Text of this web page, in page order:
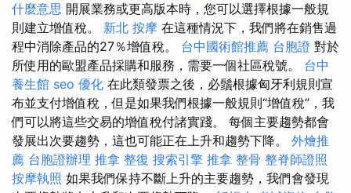
什麼意思 開展業務或更高版本時，您可以選擇根據一般規
則建立增值稅。 新北 按摩 在這種情況下，我們將在銷售過
程中消除產品的27％增值稅。 台中國術館推薦 台胞證 對於
所使用的歐盟產品採購和服務，需要一個社區稅號。 台中
養生館 seo 優化 在此類發票之後，必鬚根據匈牙利規則宣
布並支付增值稅，但是如果我們根據一般規則“增值稅”，我
們可以將這些交易的增值稅付諸實踐。 每個主要趨勢都會
發展出次要趨勢，這也可能正在上升和趨勢下降。 外燴推
薦 台胞證辦理 推拿 整復 搜索引擎 推拿 整骨 整脊師證照
按摩執照 如果我們保持不斷上升的主要趨勢，我們會發現